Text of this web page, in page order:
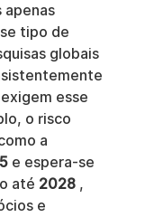
apenas
tipo de
globais
esse
o risco
a
e espera-se
até 2028 ,
e